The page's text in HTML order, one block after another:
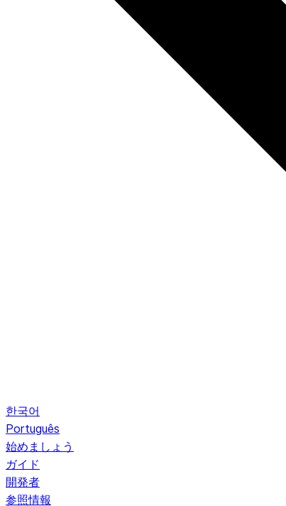
한국어
Português
始めましょう
ガイド
開発者
参照情報